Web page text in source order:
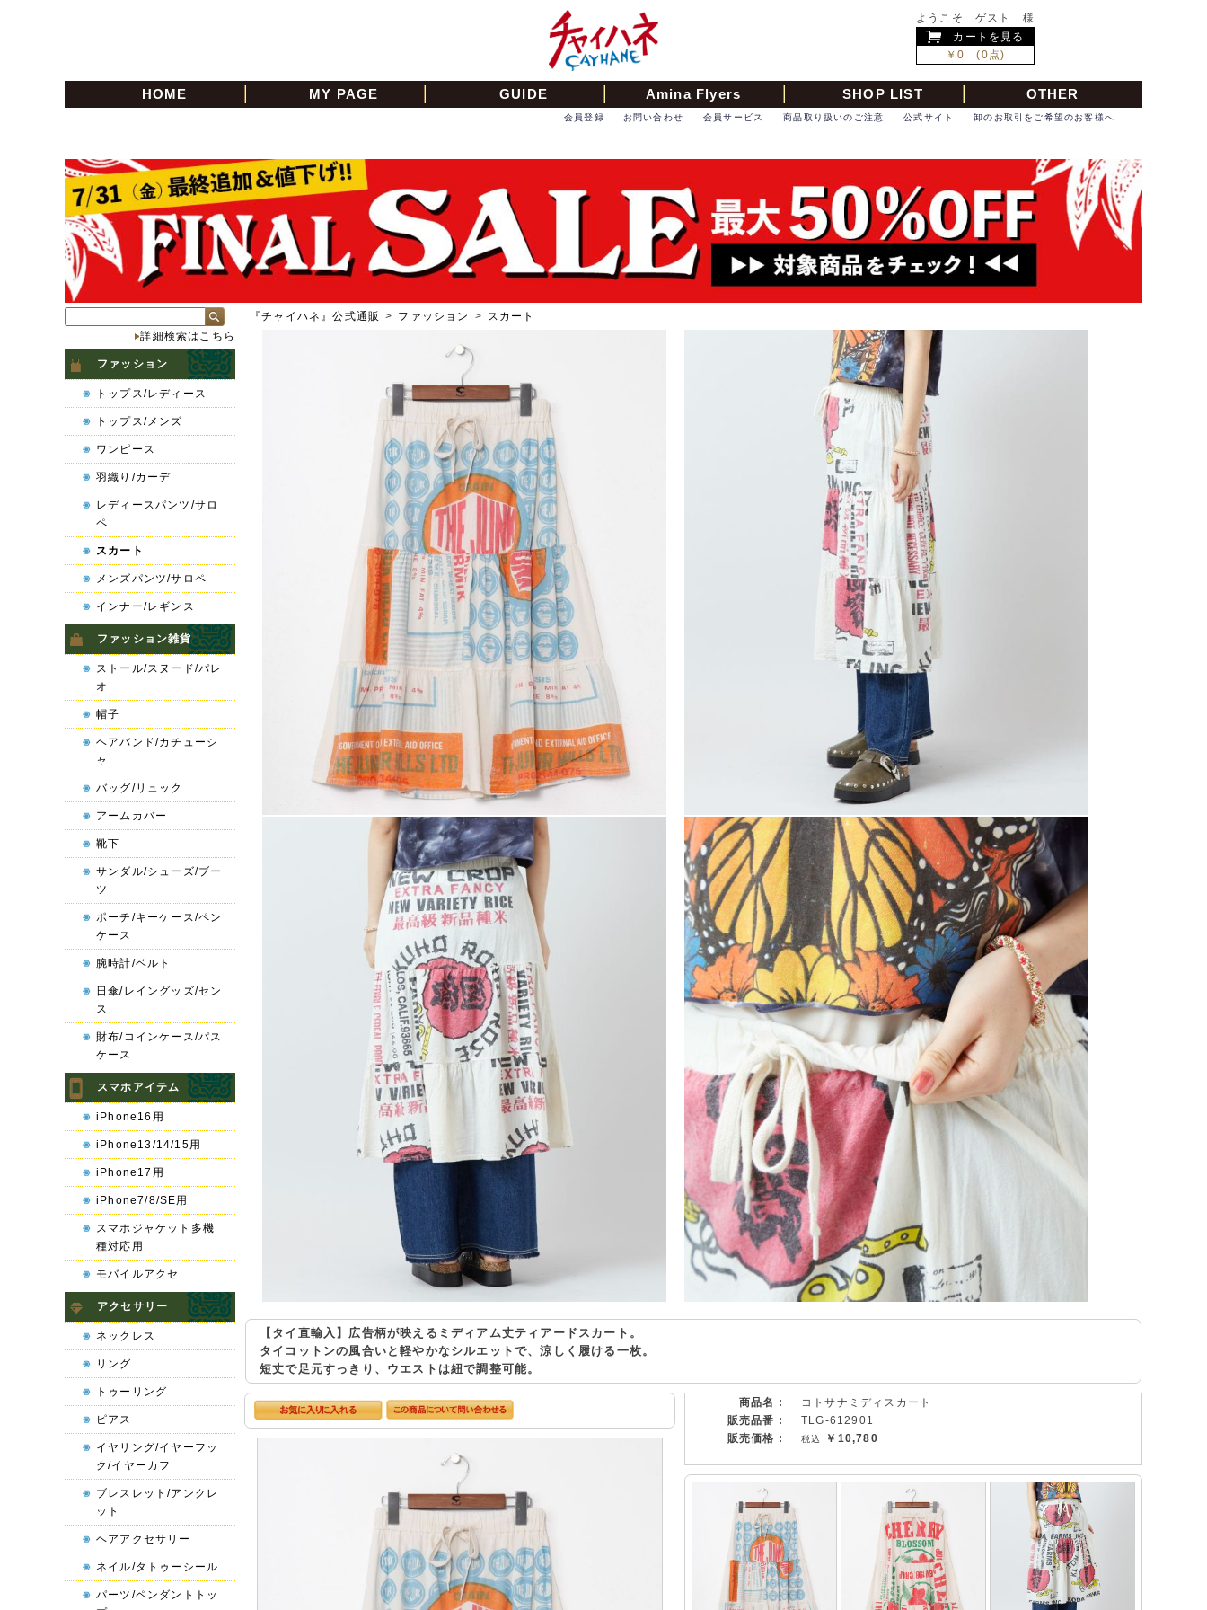
ようこそ ゲスト 様
カートを見る
￥0 (0点)
HOME MY PAGE GUIDE Amina Flyers SHOP LIST OTHER
卸のお取引をご希望のお客様へ
公式サイト
商品取り扱いのご注意
会員サービス
お問い合わせ
会員登録
『チャイハネ』公式通販 > ファッション > スカート
【タイ直輸入】広告柄が映えるミディアム丈ティアードスカート。
タイコットンの風合いと軽やかなシルエットで、涼しく履ける一枚。
短丈で足元すっきり、ウエストは紐で調整可能。
商品名 :
コトサナミディスカート
販売品番 :
TLG-612901
販売価格 :
￥10,780
詳細検索はこちら
ファッション
トップス/レディース
トップス/メンズ
ワンピース
羽織り/カーデ
レディースパンツ/サロ
ペ
スカート
メンズパンツ/サロペ
インナー/レギンス
ファッション雑貨
ストール/スヌード/パレ
オ
帽子
ヘアバンド/カチューシ
ャ
バッグ/リュック
アームカバー
靴下
サンダル/シューズ/ブー
ツ
ポーチ/キーケース/ペン
ケース
腕時計/ベルト
日傘/レイングッズ/セン
ス
財布/コインケース/パス
ケース
スマホアイテム
iPhone16用
iPhone13/14/15用
iPhone17用
iPhone7/8/SE用
スマホジャケット多機
種対応用
モバイルアクセ
アクセサリー
ネックレス
リング
トゥーリング
ピアス
イヤリング/イヤーフッ
ク/イヤーカフ
ブレスレット/アンクレ
ット
ヘアアクセサリー
ネイル/タトゥーシール
パーツ/ペンダントトッ